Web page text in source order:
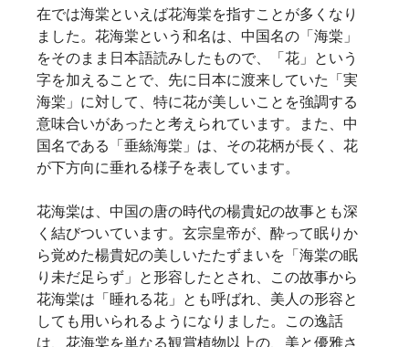
在では海棠といえば花海棠を指すことが多くなり
ました。花海棠という和名は、中国名の「海棠」
をそのまま日本語読みしたもので、「花」という
字を加えることで、先に日本に渡来していた「実
海棠」に対して、特に花が美しいことを強調する
意味合いがあったと考えられています。また、中
国名である「垂絲海棠」は、その花柄が長く、花
が下方向に垂れる様子を表しています。
花海棠は、中国の唐の時代の楊貴妃の故事とも深
く結びついています。玄宗皇帝が、酔って眠りか
ら覚めた楊貴妃の美しいたたずまいを「海棠の眠
り未だ足らず」と形容したとされ、この故事から
花海棠は「睡れる花」とも呼ばれ、美人の形容と
しても用いられるようになりました。この逸話
は、花海棠を単なる観賞植物以上の、美と優雅さ